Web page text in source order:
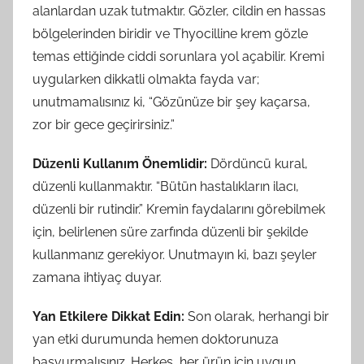
alanlardan uzak tutmaktır. Gözler, cildin en hassas
bölgelerinden biridir ve Thyocilline krem gözle
temas ettiğinde ciddi sorunlara yol açabilir. Kremi
uygularken dikkatli olmakta fayda var;
unutmamalısınız ki, “Gözünüze bir şey kaçarsa,
zor bir gece geçirirsiniz.”
Düzenli Kullanım Önemlidir: Dördüncü kural,
düzenli kullanmaktır. “Bütün hastalıkların ilacı,
düzenli bir rutindir.” Kremin faydalarını görebilmek
için, belirlenen süre zarfında düzenli bir şekilde
kullanmanız gerekiyor. Unutmayın ki, bazı şeyler
zamana ihtiyaç duyar.
Yan Etkilere Dikkat Edin: Son olarak, herhangi bir
yan etki durumunda hemen doktorunuza